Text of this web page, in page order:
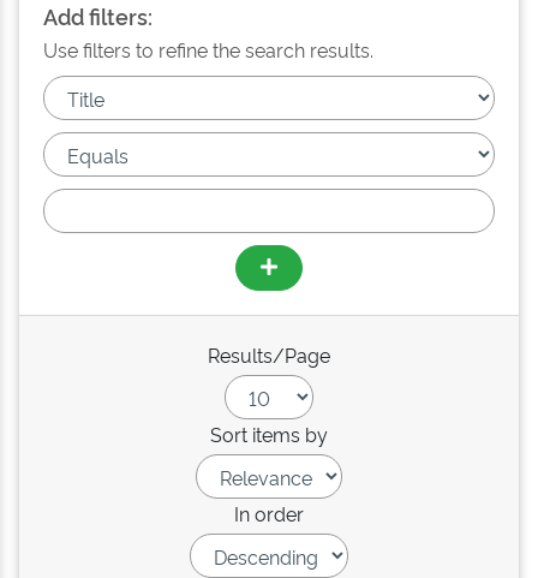
Add filters:
Use filters to refine the search results.
Results/Page
Sort items by
In order